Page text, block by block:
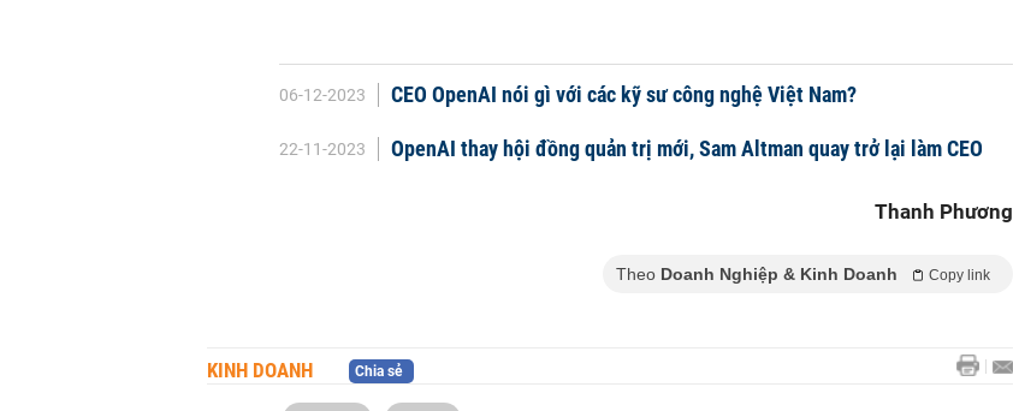
06-12-2023 CEO OpenAI nói gì với các kỹ sư công nghệ Việt Nam?
22-11-2023 OpenAI thay hội đồng quản trị mới, Sam Altman quay trở lại làm CEO
Thanh Phương
Theo Doanh Nghiệp & Kinh Doanh Copy link
KINH DOANH Chia sẻ